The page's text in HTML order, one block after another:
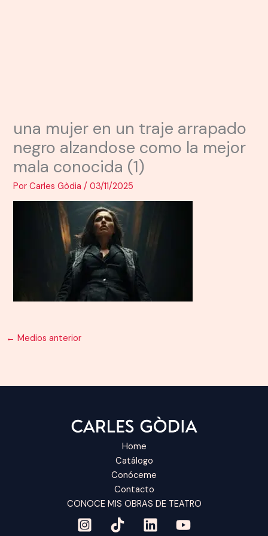
una mujer en un traje arrapado
negro alzandose como la mejor
mala conocida (1)
PorCarles Gòdia/03/11/2025
← Medios anterior
Home
Catálogo
Conóceme
Contacto
CONOCE MIS OBRAS DE TEATRO